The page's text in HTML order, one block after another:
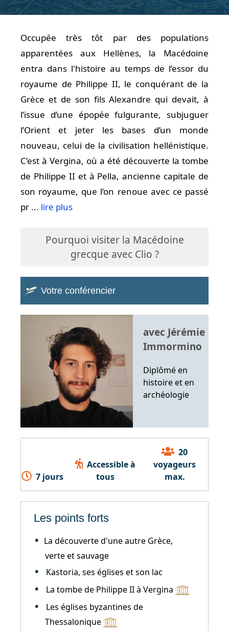
Occupée très tôt par des populations
apparentées aux Hellènes, la Macédoine
entra dans l'histoire au temps de l’essor du
royaume de Philippe II, le conquérant de la
Grèce et de son fils Alexandre qui devait, à
l’issue d’une épopée fulgurante, subjuguer
l’Orient et jeter les bases d’un monde
nouveau, celui de la civilisation hellénistique.
C’est à Vergina, où a été découverte la tombe
de Philippe II et à Pella, ancienne capitale de
son royaume, que l’on renoue avec ce passé
pr ... lire plus
Pourquoi visiter la Macédoine
grecque avec Clio ?
Votre conférencier
avec Jérémie
Immormino
Diplômé en
histoire et en
archéologie
7 jours
Accessible à
tous
20
voyageurs
max.
Les points forts
La découverte d'une autre Grèce,
verte et sauvage
Kastoria, ses églises et son lac
La tombe de Philippe II à Vergina
Les églises byzantines de
Thessalonique